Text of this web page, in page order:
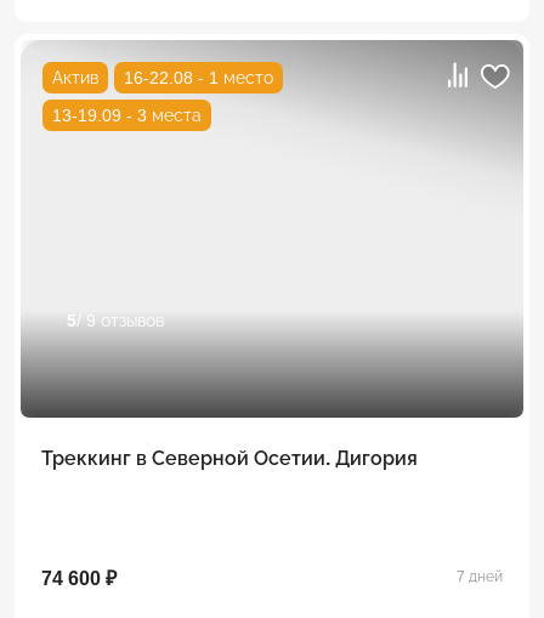
Актив
16-22.08 - 1 место
13-19.09 - 3 места
5/ 9 отзывов
Треккинг в Северной Осетии. Дигория
74 600 ₽ 7 дней